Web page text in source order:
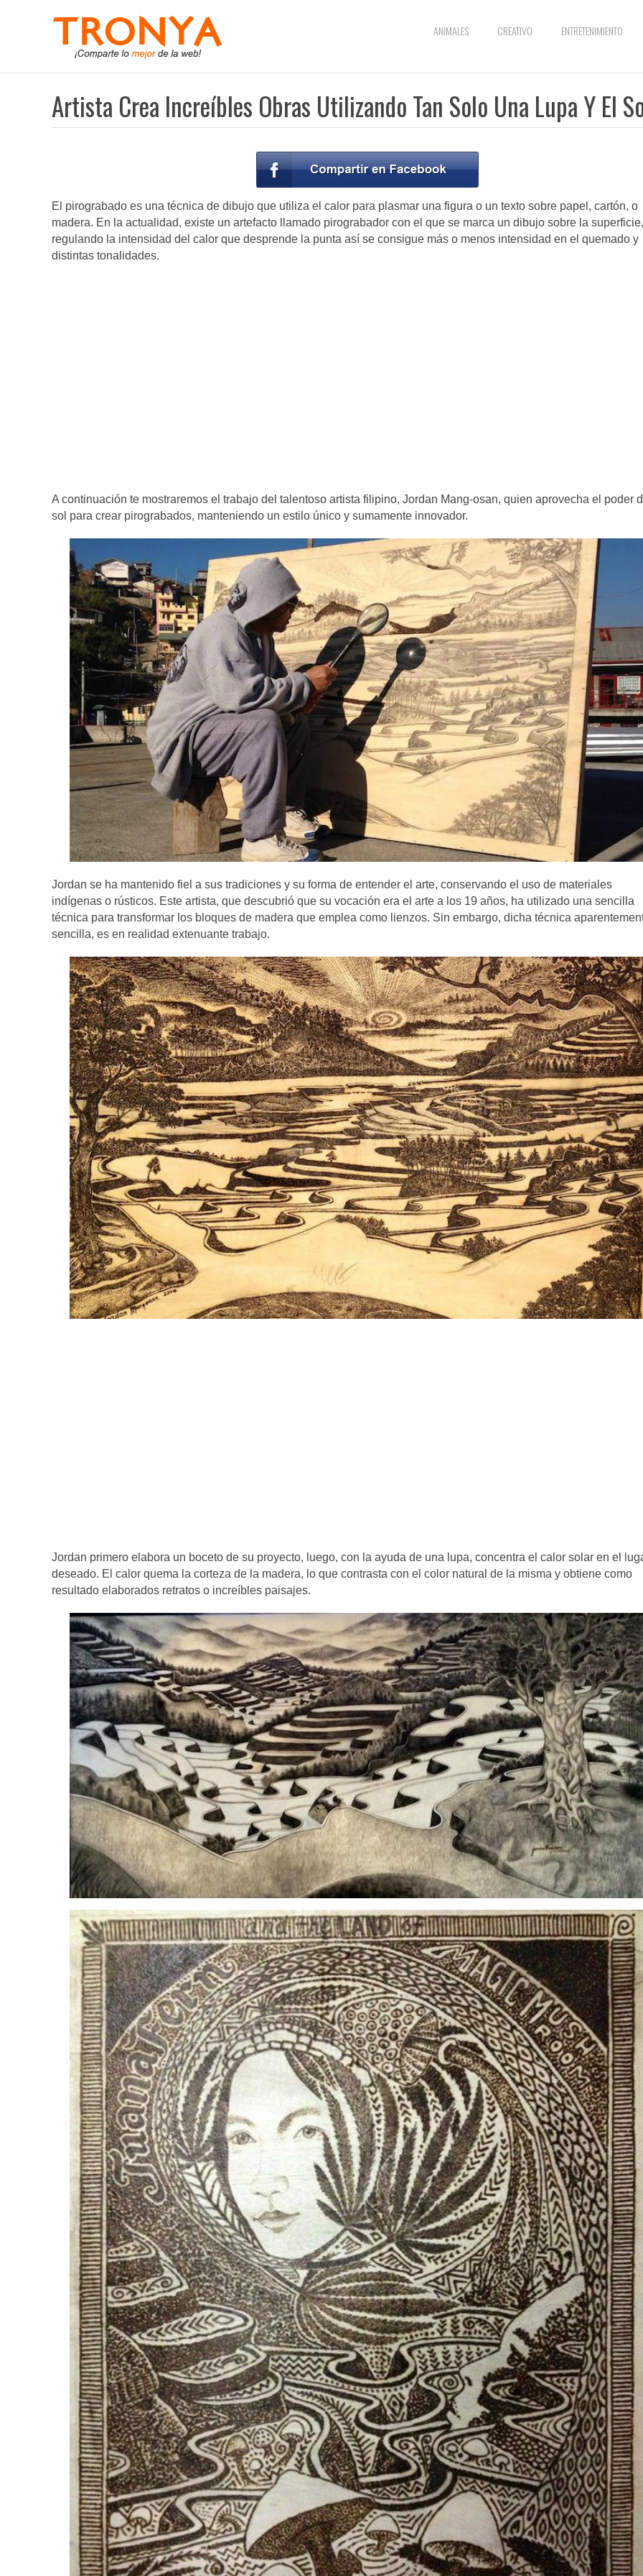
ANIMALES CREATIVO ENTRETENIMIENTO
Artista Crea Increíbles Obras Utilizando Tan Solo Una Lupa Y El
El pirograbado es una técnica de dibujo que utiliza el calor para plasmar una figura o un texto sobre papel, cartón, o
madera. En la actualidad, existe un artefacto llamado pirograbador con el que se marca un dibujo sobre la superficie,
regulando la intensidad del calor que desprende la punta así se consigue más o menos intensidad en el quemado y
distintas tonalidades.
A continuación te mostraremos el trabajo del talentoso artista filipino, Jordan Mang-osan, quien aprovecha el poder
sol para crear pirograbados, manteniendo un estilo único y sumamente innovador.
Jordan se ha mantenido fiel a sus tradiciones y su forma de entender el arte, conservando el uso de materiales
indígenas o rústicos. Este artista, que descubrió que su vocación era el arte a los 19 años, ha utilizado una sencilla
técnica para transformar los bloques de madera que emplea como lienzos. Sin embargo, dicha técnica
sencilla, es en realidad extenuante trabajo.
Jordan primero elabora un boceto de su proyecto, luego, con la ayuda de una lupa, concentra el calor solar en el
deseado. El calor quema la corteza de la madera, lo que contrasta con el color natural de la misma y obtiene como
resultado elaborados retratos o increíbles paisajes.